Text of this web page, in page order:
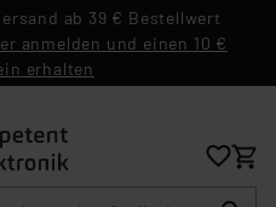
ab 39 € Bestellwert
anmelden und einen 10 €
erhalten